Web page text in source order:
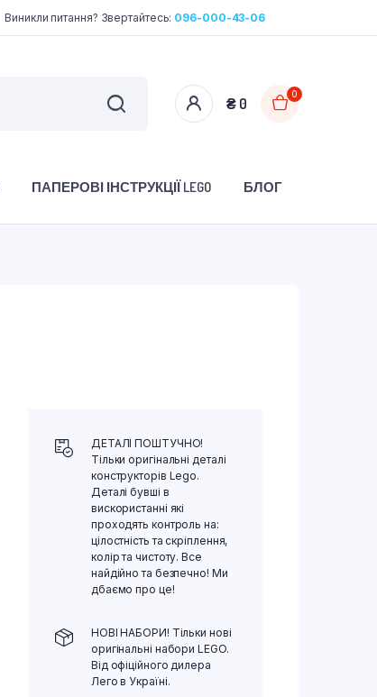
Виникли питання? Звертайтесь: 096-000-43-06
₴ 0
0
ПАПЕРОВІ ІНСТРУКЦІЇ LEGO БЛОГ
ДЕТАЛІ ПОШТУЧНО!
Тільки оригінальні деталі
конструкторів Lego.
Деталі бувші в
вискористанні які
проходять контроль на:
цілостність та скріплення,
колір та чистоту. Все
найдійно та безпечно! Ми
дбаємо про це!
НОВІ НАБОРИ! Тільки нові
оригінальні набори LEGO.
Від офіційного дилера
Лего в Україні.